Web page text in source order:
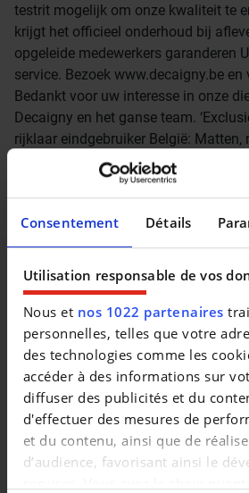
Consentement Détails
Utilisation responsable de vos
Nous et nos 1022 partenaires
personnelles, telles que votre
des technologies comme les
accéder à des informations sur
diffuser des publicités et du
d'effectuer des mesures de
et du contenu, ainsi que de
d’audience, favorisant ainsi le
services. Vous avez le choix
testrit mogelijk om onze kwaliteit te
krijgt het officieel onderhoud bij
opgeleide medewerkers garanderen
service. Bezoek www.decaigny.be
Bedankt voor uw interesse in onze
Decaigny en het ganse team.
rijklaar eindgebruiker België: Matten,
vooraan, driehoek, blusser,
aanvraag inschrijvingsdocumenten,
wagen, technische keuring